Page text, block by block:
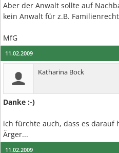
Aber der Anwalt sollte auf
kein Anwalt für z.B.
MfG
11.02.2009
Katharina Bock
Danke :-)
ich fürchte auch, dass es
Ärger...
11.02.2009